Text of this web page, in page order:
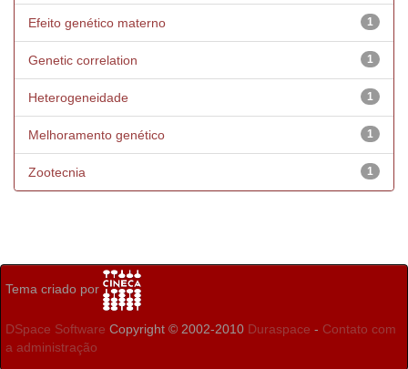
1
Efeito genético materno
1
Genetic correlation
1
Heterogeneidade
1
Melhoramento genético
1
Zootecnia
Tema criado por
DSpace Software Copyright © 2002-2010 Duraspace - Contato com
a administração